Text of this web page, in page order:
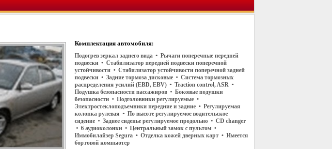
Комплектация автомобиля:
Подогрев зеркал заднего вида • Рычаги поперечные передней
подвески • Стабилизатор передней подвески поперечной
устойчивости • Стабилизатор устойчивости поперечной задней
подвески • Задние тормоза дисковые • Система тормозных
распределения усилий (EBD, EBV) • Traction control, ASR •
Подушка безопасности пассажиров • Боковые подушки
безопасности • Подголовники регулируемые •
Электростеклоподъемники передние и задние • Регулируемая
колонка рулевая • По высоте регулируемое водительское
сидение • Заднее сиденье регулируемое продольно • CD changer
• 6 аудиоколонки • Центральный замок с пультом •
Иммобилайзер Segura • Отделка кожей дверных карт • Имеется
бортовой компьютер